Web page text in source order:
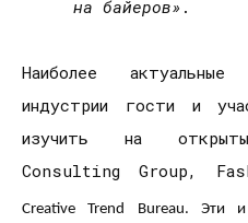
на байеров».
Наиболее
индустрии гости и
изучить на
Consulting
Group,
Creative Trend Bureau. Эти и